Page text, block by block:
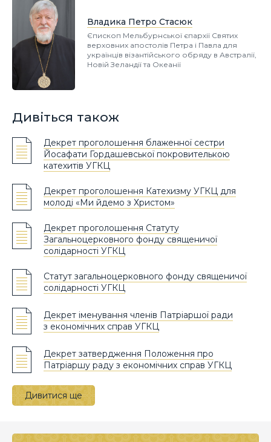
Владика Петро Стасюк
Єпископ Мельбурнської єпархії Святих
верховних апостолів Петра і Павла для
українців візантійського обряду в Австралії,
Новій Зеландії та Океанії
Дивіться також
Декрет проголошення блаженної сестри
Йосафати Гордашевської покровителькою
катехитів УГКЦ
Декрет проголошення Катехизму УГКЦ для
молоді «Ми йдемо з Христом»
Декрет проголошення Статуту
Загальноцерковного фонду священичої
солідарності УГКЦ
Статут загальноцерковного фонду священичої
солідарності УГКЦ
Декрет іменування членів Патріаршої ради
з економічних справ УГКЦ
Декрет затвердження Положення про
Патріаршу раду з економічних справ УГКЦ
Дивитися ще